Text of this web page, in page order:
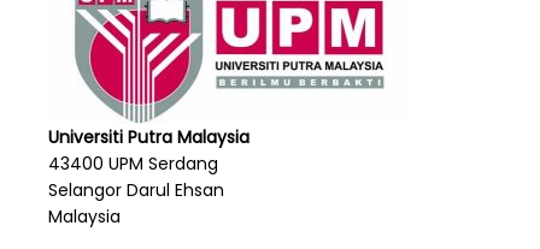
Universiti Putra Malaysia
43400 UPM Serdang
Selangor Darul Ehsan
Malaysia